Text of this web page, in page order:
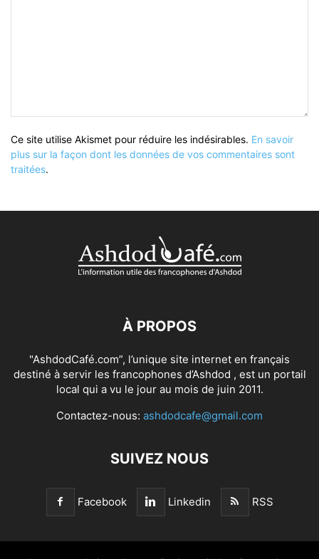
Ce site utilise Akismet pour réduire les indésirables. En savoir
plus sur la façon dont les données de vos commentaires sont
traitées.
À PROPOS
"AshdodCafé.com”, l’unique site internet en français
destiné à servir les francophones d’Ashdod , est un portail
local qui a vu le jour au mois de juin 2011.
Contactez-nous: ashdodcafe@gmail.com
SUIVEZ NOUS
Facebook Linkedin RSS